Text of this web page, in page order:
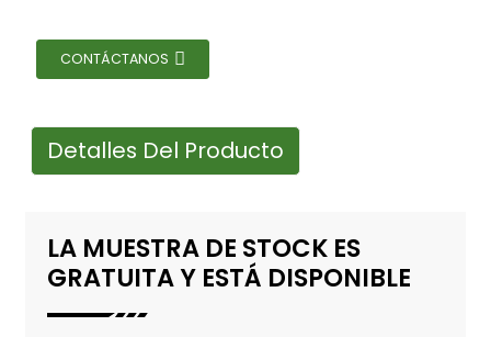
CONTÁCTANOS
Detalles Del Producto
LA MUESTRA DE STOCK ES
GRATUITA Y ESTÁ DISPONIBLE